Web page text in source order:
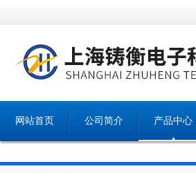
网站首页 公司简介 产品中心